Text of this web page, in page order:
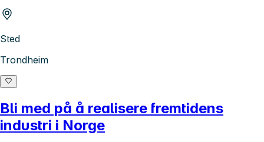
Sted
Trondheim
Bli med på å realisere fremtidens
industri i Norge